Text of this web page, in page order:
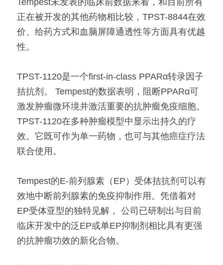
Tempest未发表的临床前数据来看，和目前所有
正在被开发的其他药物相比较，TPST-8844在效
价、给药方式和血脑屏障通透性等方面具有优越
性。
TPST-1120是一个first-in-class PPARα转录因子
拮抗剂。 Tempest的数据表明，阻断PPARα可
激发肿瘤微环境并激活重要的抗肿瘤免疫细胞。
TPST-1120在多种肿瘤模型中显示出持久的疗
效。它既可作为单一药物，也可与其他癌症疗法
联合使用。
Tempest的E-前列腺素（EP）受体拮抗剂可以有
效地中断前列腺素的免疫抑制作用。凭借着对
EP受体亚型的独特见解， 公司已研制出与目前
临床开发中的泛EP或单EP抑制剂相比具有更强
的抗肿瘤功效的新化合物。